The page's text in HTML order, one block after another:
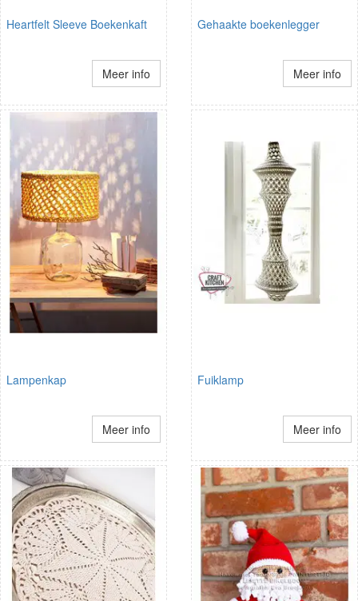
Heartfelt Sleeve Boekenkaft
Meer info
Gehaakte boekenlegger
Meer info
Lampenkap
Meer info
Fuiklamp
Meer info